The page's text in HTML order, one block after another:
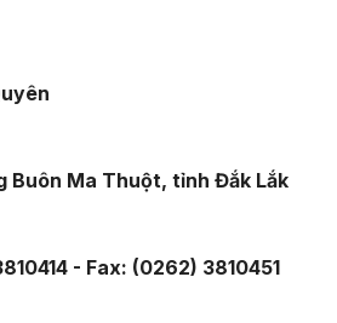
Buôn Ma Thuột, tỉnh Đắk Lắk
- Fax: (0262) 3810451